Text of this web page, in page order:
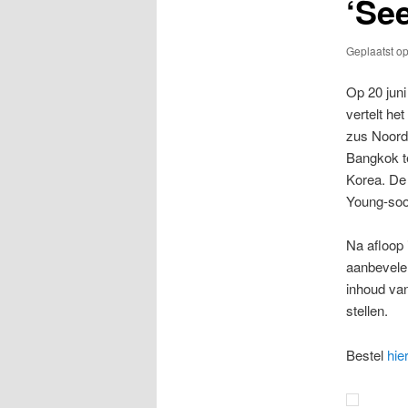
Geplaatst op
Op 20
vertelt
zus
Bangkok
Korea.
Young-
Na
inhoud
stellen.
Bestel hier